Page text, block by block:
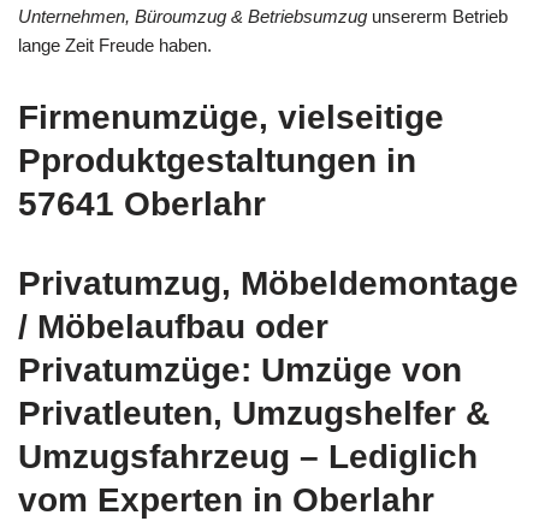
Unternehmen, Büroumzug & Betriebsumzug unsererm Betrieb
lange Zeit Freude haben.
Firmenumzüge, vielseitige
Pproduktgestaltungen in
57641 Oberlahr
Privatumzug, Möbeldemontage
/ Möbelaufbau oder
Privatumzüge: Umzüge von
Privatleuten, Umzugshelfer &
Umzugsfahrzeug – Lediglich
vom Experten in Oberlahr